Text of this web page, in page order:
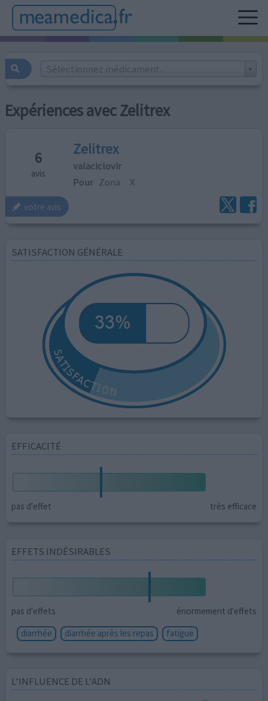
Sélectionnez médicament...
Expériences avec Zelitrex
6
avis
Zelitrex
valaciclovir
Pour Zona X
votre avis
SATISFACTION GÉNÉRALE
EFFICACITÉ
pas d'effet très efficace
EFFETS INDÉSIRABLES
pas d'effets
énormement d'effets
diarrhée
diarrhée après les repas fatigue
L’INFLUENCE DE L'ADN